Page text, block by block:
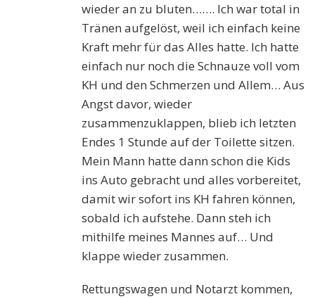
wieder an zu bluten……. Ich war total in
Tränen aufgelöst, weil ich einfach keine
Kraft mehr für das Alles hatte. Ich hatte
einfach nur noch die Schnauze voll vom
KH und den Schmerzen und Allem… Aus
Angst davor, wieder
zusammenzuklappen, blieb ich letzten
Endes 1 Stunde auf der Toilette sitzen.
Mein Mann hatte dann schon die Kids
ins Auto gebracht und alles vorbereitet,
damit wir sofort ins KH fahren können,
sobald ich aufstehe. Dann steh ich
mithilfe meines Mannes auf… Und
klappe wieder zusammen.
Rettungswagen und Notarzt kommen,